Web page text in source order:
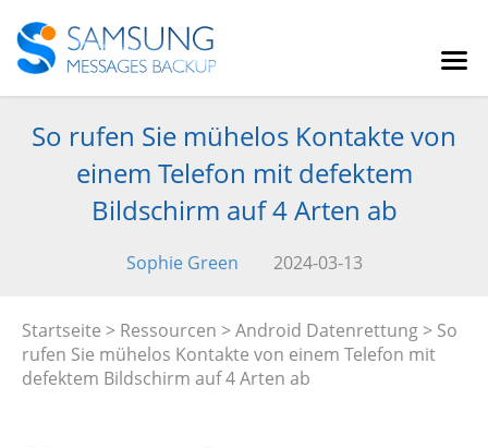
So rufen Sie mühelos Kontakte von
einem Telefon mit defektem
Bildschirm auf 4 Arten ab
Sophie Green 2024-03-13
Startseite > Ressourcen >Android Datenrettung > So
rufen Sie mühelos Kontakte von einem Telefon mit
defektem Bildschirm auf 4 Arten ab